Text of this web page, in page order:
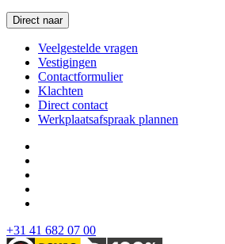
Direct naar
Veelgestelde vragen
Vestigingen
Contactformulier
Klachten
Direct contact
Werkplaatsafspraak plannen
+31 41 682 07 00